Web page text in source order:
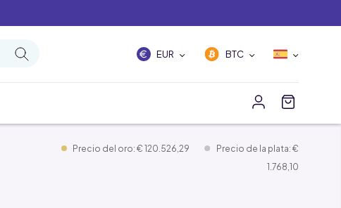
EUR BTC
Precio del oro: € 120.526,29
Precio de la plata: €
1.768,10